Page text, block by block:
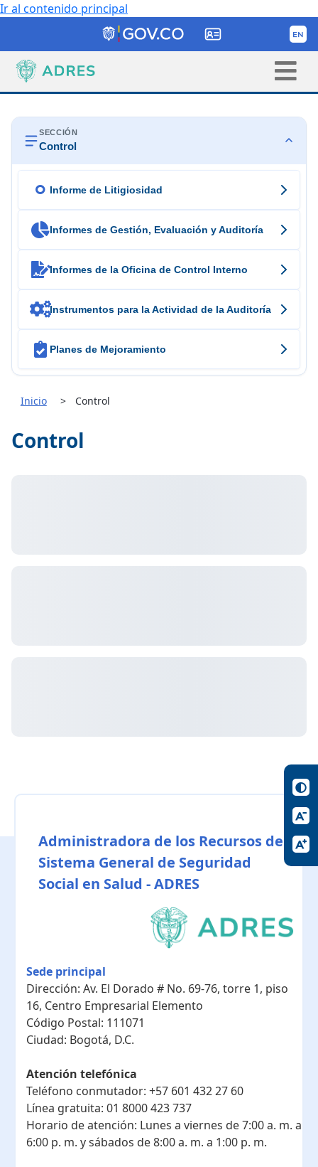
Ir al contenido principal
SECCIÓN
Control
 Informe de Litigiosidad
Informes de Gestión, Evaluación y Auditoría
Informes de la Oficina de Control Interno
Instrumentos para la Actividad de la Auditoría
 Planes de Mejoramiento
Inicio Control
Control
Administradora de los Recursos del
Sistema General de Seguridad
Social en Salud - ADRES
Sede principal
Dirección: Av. El Dorado # No. 69-76, torre 1, piso
16, Centro Empresarial Elemento
Código Postal: 111071
Ciudad: Bogotá, D.C.
Atención telefónica
Teléfono conmutador: +57 601 432 27 60
Línea gratuita: 01 8000 423 737
Horario de atención: Lunes a viernes de 7:00 a. m. a
6:00 p. m. y sábados de 8:00 a. m. a 1:00 p. m.